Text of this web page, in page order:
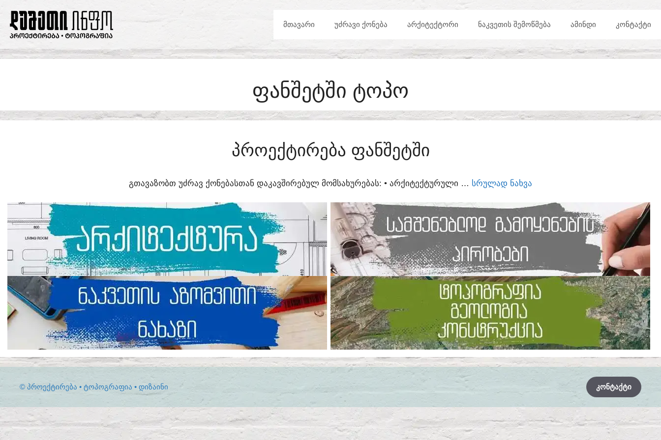
CONTENT
ᲛᲗᲐᲕᲐᲠᲘ ᲣᲫᲠᲐᲕᲘ ᲥᲝᲜᲔᲑᲐ ᲐᲠᲥᲘᲢᲔᲥᲢᲝᲠᲘ ᲜᲐᲙᲕᲔᲗᲘᲡ ᲨᲔᲛᲝᲬᲛᲔᲑᲐ ᲐᲛᲘᲜᲓᲘ ᲙᲝᲜᲢᲐᲥᲢᲘ
ᲤᲐᲜᲨᲔᲢᲨᲘ ᲢᲝᲞᲝ
ᲞᲠᲝᲔᲥᲢᲘᲠᲔᲑᲐ ᲤᲐᲜᲨᲔᲢᲨᲘ
ᲒᲗᲐᲕᲐᲖᲝᲑᲗ ᲣᲫᲠᲐᲕ ᲥᲝᲜᲔᲑᲐᲡᲗᲐᲜ ᲓᲐᲙᲐᲕᲨᲘᲠᲔᲑᲣᲚ ᲛᲝᲛᲡᲐᲮᲣᲠᲔᲑᲐᲡ:​ • ᲐᲠᲥᲘᲢᲔᲥᲢᲣᲠᲣᲚᲘ … ᲡᲠᲣᲚᲐᲓ ᲜᲐᲮᲕᲐ
ᲙᲝᲜᲢᲐᲥᲢᲘ
© ᲞᲠᲝᲔᲥᲢᲘᲠᲔᲑᲐ • ᲢᲝᲞᲝᲒᲠᲐᲤᲘᲐ • ᲓᲘᲖᲐᲘᲜᲘ